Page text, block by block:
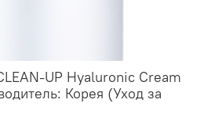
UP Hyaluronic Cream
Корея (Уход за